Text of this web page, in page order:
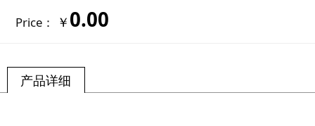
Price： ￥ 0.00
产品详细